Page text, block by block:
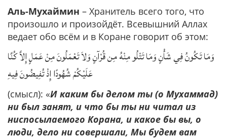
Аль-Мухаймин – Хранитель всего того, что
произошло и произойдёт. Всевышний Аллах
ведает обо всём и в Коране говорит об этом:
وَمَا تَكُونُ فِي شَأْنٍ وَمَا تَتْلُو مِنْهُ مِن قُرْآنٍ وَلاَ تَعْمَلُونَ مِنْ عَمَلٍ إِلاَّ كُنَّا
عَلَيْكُمْ شُهُودًا إِذْ تُفِيضُونَ فِيهِ
(смысл): «И каким бы делом ты (о Мухаммад)
ни был занят, и что бы ты ни читал из
ниспосылаемого Корана, и какое бы вы, о
люди, дело ни совершали, Мы будем вам